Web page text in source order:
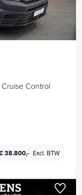
Control
38.800,- Excl. BTW